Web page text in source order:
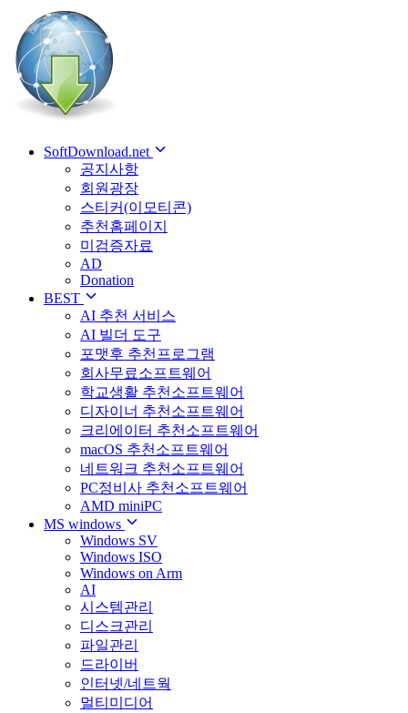
SoftDownload.net
공지사항
회원광장
스티커(이모티콘)
추천홈페이지
미검증자료
AD
Donation
BEST
AI 추천 서비스
AI 빌더 도구
포맷후 추천프로그램
회사무료소프트웨어
학교생활 추천소프트웨어
디자이너 추천소프트웨어
크리에이터 추천소프트웨어
macOS 추천소프트웨어
네트워크 추천소프트웨어
PC정비사 추천소프트웨어
AMD miniPC
MS windows
Windows SV
Windows ISO
Windows on Arm
AI
시스템관리
디스크관리
파일관리
드라이버
인터넷/네트웍
멀티미디어